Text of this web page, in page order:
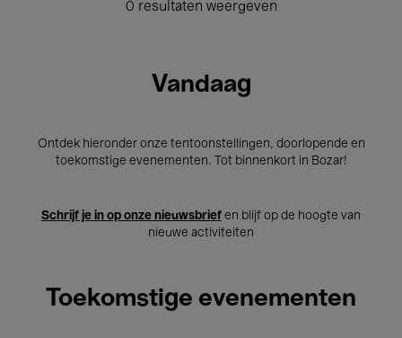
0 resultaten weergeven
Vandaag
Ontdek hieronder onze tentoonstellingen, doorlopende en
toekomstige evenementen. Tot binnenkort in Bozar!
Schrijf je in op onze nieuwsbrief en blijf op de hoogte van
nieuwe activiteiten
Toekomstige evenementen